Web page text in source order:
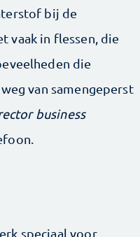
bij de
vaak in flessen, die
die
van samengeperst
business
speciaal voor